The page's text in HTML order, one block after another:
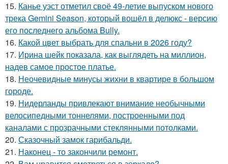
15. Канье уэст отметил своё 49-летие выпуском нового
трека Gemini Season, который вошёл в делюкс - версию
его последнего альбома Bully.
16. Какой цвет выбрать для спальни в 2026 году?
17. Ирина шейк показала, как выглядеть на миллион,
надев самое простое платье.
18. Неочевидные минусы жихни в квартире в большом
городе.
19. Нидерланды привлекают внимание необычными
велосипедными тоннелями, построенными под
каналами с прозрачными стеклянными потолками.
20. Сказочный замок гарибальди.
21. Наконец - то закончили ремонт.